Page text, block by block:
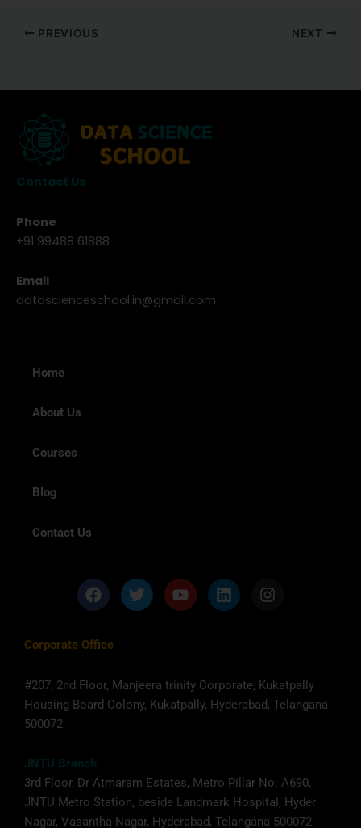
PREVIOUS NEXT
Contact Us
Phone
+91 99488 61888
Email
datascienceschool.in@gmail.com
Home
About Us
Courses
Blog
Contact Us
F
a
e
b
o
k
T
w
r
Y
o
e
L
i
i
n
I
n
r
a
m
Corporate Office
#207, 2nd Floor, Manjeera trinity Corporate, Kukatpally
Housing Board Colony, Kukatpally, Hyderabad, Telangana
500072
JNTU Branch
3rd Floor, Dr Atmaram Estates, Metro Pillar No: A690,
JNTU Metro Station, beside Landmark Hospital, Hyder
Nagar, Vasantha Nagar, Hyderabad, Telangana 500072